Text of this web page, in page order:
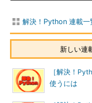
解決！Python 連載一
新しい連
［解決！
使うには